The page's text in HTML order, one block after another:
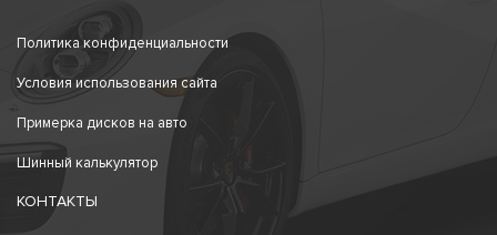
Политика конфиденциальности
Условия использования сайта
Примерка дисков на авто
Шинный калькулятор
КОНТАКТЫ